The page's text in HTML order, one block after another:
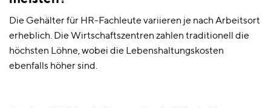
Die Gehälter für HR-Fachleute variieren je nach Arbeitsort
erheblich. Die Wirtschaftszentren zahlen traditionell die
höchsten Löhne, wobei die Lebenshaltungskosten
ebenfalls höher sind.